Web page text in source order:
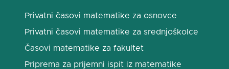
Privatni časovi matematike za osnovce
Privatni časovi matematike za srednjoškolce
Časovi matematike za fakultet
Priprema za prijemni ispit iz matematike